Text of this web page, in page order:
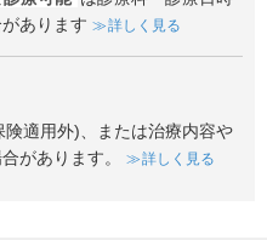
あります
詳しく見る
険適用外)、または治療内容や
があります。
詳しく見る